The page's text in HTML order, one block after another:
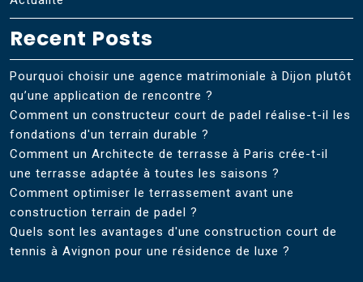
Recent Posts
Pourquoi choisir une agence matrimoniale à Dijon plutôt
qu’une application de rencontre ?
Comment un constructeur court de padel réalise-t-il les
fondations d'un terrain durable ?
Comment un Architecte de terrasse à Paris crée-t-il
une terrasse adaptée à toutes les saisons ?
Comment optimiser le terrassement avant une
construction terrain de padel ?
Quels sont les avantages d'une construction court de
tennis à Avignon pour une résidence de luxe ?